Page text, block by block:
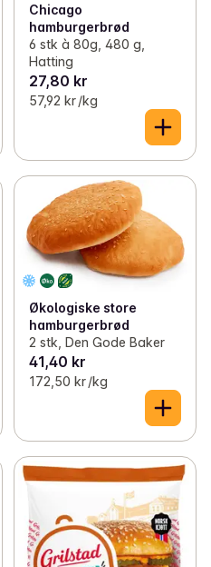
Chicago
hamburgerbrød
6 stk à 80g, 480 g,
Hatting
27,80 kr
57,92 kr /kg
Økologiske store
hamburgerbrød
2 stk, Den Gode Baker
41,40 kr
172,50 kr /kg